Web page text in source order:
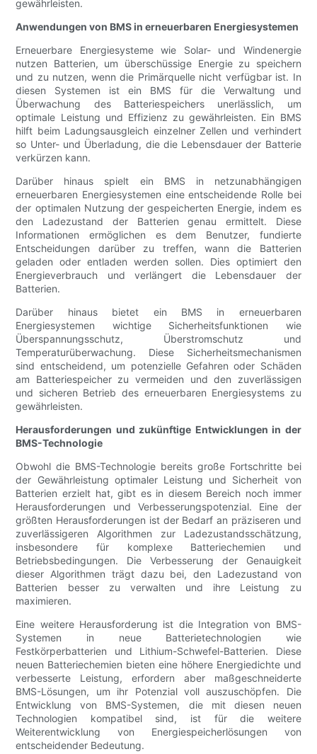
gewährleisten.
Anwendungen von BMS in erneuerbaren Energiesystemen
Erneuerbare Energiesysteme wie Solar- und Windenergie
nutzen Batterien, um überschüssige Energie zu speichern
und zu nutzen, wenn die Primärquelle nicht verfügbar ist. In
diesen Systemen ist ein BMS für die Verwaltung und
Überwachung des Batteriespeichers unerlässlich, um
optimale Leistung und Effizienz zu gewährleisten. Ein BMS
hilft beim Ladungsausgleich einzelner Zellen und verhindert
so Unter- und Überladung, die die Lebensdauer der Batterie
verkürzen kann.
Darüber hinaus spielt ein BMS in netzunabhängigen
erneuerbaren Energiesystemen eine entscheidende Rolle bei
der optimalen Nutzung der gespeicherten Energie, indem es
den Ladezustand der Batterien genau ermittelt. Diese
Informationen ermöglichen es dem Benutzer, fundierte
Entscheidungen darüber zu treffen, wann die Batterien
geladen oder entladen werden sollen. Dies optimiert den
Energieverbrauch und verlängert die Lebensdauer der
Batterien.
Darüber hinaus bietet ein BMS in erneuerbaren
Energiesystemen wichtige Sicherheitsfunktionen wie
Überspannungsschutz, Überstromschutz und
Temperaturüberwachung. Diese Sicherheitsmechanismen
sind entscheidend, um potenzielle Gefahren oder Schäden
am Batteriespeicher zu vermeiden und den zuverlässigen
und sicheren Betrieb des erneuerbaren Energiesystems zu
gewährleisten.
Herausforderungen und zukünftige Entwicklungen in der
BMS-Technologie
Obwohl die BMS-Technologie bereits große Fortschritte bei
der Gewährleistung optimaler Leistung und Sicherheit von
Batterien erzielt hat, gibt es in diesem Bereich noch immer
Herausforderungen und Verbesserungspotenzial. Eine der
größten Herausforderungen ist der Bedarf an präziseren und
zuverlässigeren Algorithmen zur Ladezustandsschätzung,
insbesondere für komplexe Batteriechemien und
Betriebsbedingungen. Die Verbesserung der Genauigkeit
dieser Algorithmen trägt dazu bei, den Ladezustand von
Batterien besser zu verwalten und ihre Leistung zu
maximieren.
Eine weitere Herausforderung ist die Integration von BMS-
Systemen in neue Batterietechnologien wie
Festkörperbatterien und Lithium-Schwefel-Batterien. Diese
neuen Batteriechemien bieten eine höhere Energiedichte und
verbesserte Leistung, erfordern aber maßgeschneiderte
BMS-Lösungen, um ihr Potenzial voll auszuschöpfen. Die
Entwicklung von BMS-Systemen, die mit diesen neuen
Technologien kompatibel sind, ist für die weitere
Weiterentwicklung von Energiespeicherlösungen von
entscheidender Bedeutung.